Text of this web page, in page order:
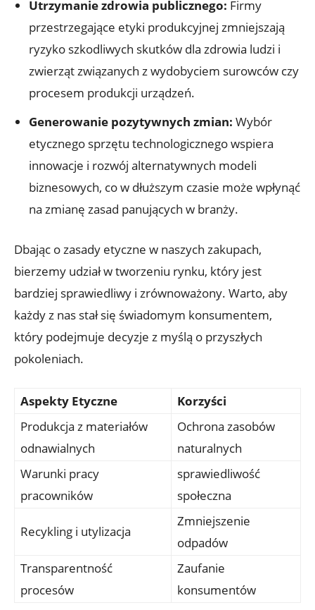
Utrzymanie zdrowia publicznego: Firmy
przestrzegające etyki produkcyjnej zmniejszają
ryzyko szkodliwych skutków dla zdrowia ludzi i
zwierząt związanych z wydobyciem surowców czy
procesem produkcji urządzeń.
Generowanie pozytywnych zmian: Wybór
etycznego sprzętu technologicznego wspiera
innowacje i rozwój alternatywnych modeli
biznesowych, co w dłuższym czasie może wpłynąć
na zmianę zasad panujących w branży.
Dbając o zasady etyczne w naszych zakupach,
bierzemy udział w tworzeniu rynku, który jest
bardziej sprawiedliwy i zrównoważony. Warto, aby
każdy z nas stał się świadomym konsumentem,
który podejmuje decyzje z myślą o przyszłych
pokoleniach.
Aspekty Etyczne
Korzyści
Produkcja z materiałów
odnawialnych
Ochrona zasobów
naturalnych
Warunki pracy
pracowników
sprawiedliwość
społeczna
Recykling i utylizacja
Zmniejszenie
odpadów
Transparentność
procesów
Zaufanie
konsumentów